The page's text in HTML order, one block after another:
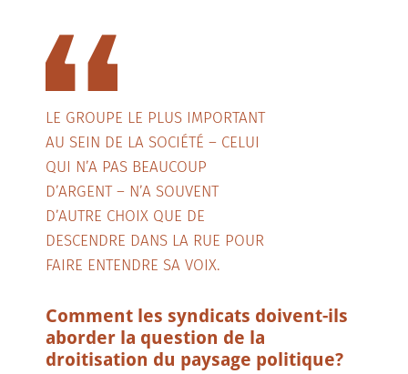
LE GROUPE LE PLUS IMPORTANT
AU SEIN DE LA SOCIÉTÉ – CELUI
QUI N’A PAS BEAUCOUP
D’ARGENT – N’A SOUVENT
D’AUTRE CHOIX QUE DE
DESCENDRE DANS LA RUE POUR
FAIRE ENTENDRE SA VOIX.
Comment les syndicats doivent-ils
aborder la question de la
droitisation du paysage politique?